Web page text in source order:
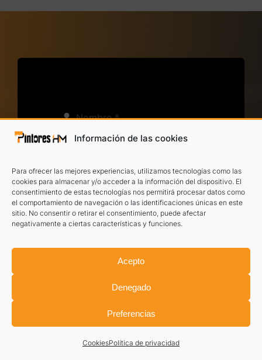
Información de las cookies
Para ofrecer las mejores experiencias, utilizamos tecnologías como las
cookies para almacenar y/o acceder a la información del dispositivo. El
consentimiento de estas tecnologías nos permitirá procesar datos como
el comportamiento de navegación o las identificaciones únicas en este
sitio. No consentir o retirar el consentimiento, puede afectar
negativamente a ciertas características y funciones.
Acepto
Denegado
Preferencias
CookiesPolítica de privacidad
He leído y acepto el aviso legaly la política
de privacidad.